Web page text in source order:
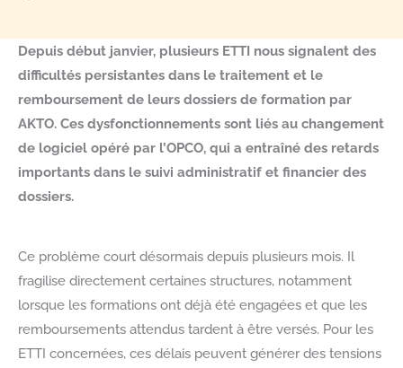
Depuis début janvier, plusieurs ETTI nous signalent des
difficultés persistantes dans le traitement et le
remboursement de leurs dossiers de formation par
AKTO. Ces dysfonctionnements sont liés au changement
de logiciel opéré par l’OPCO, qui a entraîné des retards
importants dans le suivi administratif et financier des
dossiers.
Ce problème court désormais depuis plusieurs mois. Il
fragilise directement certaines structures, notamment
lorsque les formations ont déjà été engagées et que les
remboursements attendus tardent à être versés. Pour les
ETTI concernées, ces délais peuvent générer des tensions